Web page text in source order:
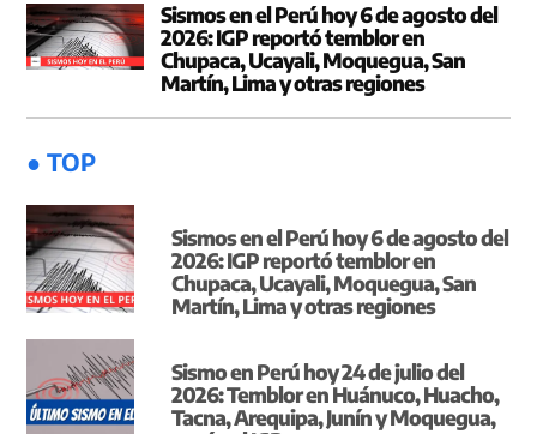
Sismos en el Perú hoy 6 de agosto del
2026: IGP reportó temblor en
Chupaca, Ucayali, Moquegua, San
Martín, Lima y otras regiones
● TOP
Sismos en el Perú hoy 6 de agosto del
2026: IGP reportó temblor en
Chupaca, Ucayali, Moquegua, San
Martín, Lima y otras regiones
Sismo en Perú hoy 24 de julio del
2026: Temblor en Huánuco, Huacho,
Tacna, Arequipa, Junín y Moquegua,